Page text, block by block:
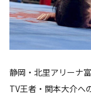
静岡・北里アリーナ
TV王者・関本大介へ